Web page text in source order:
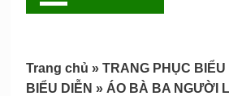
Trang chủ » TRANG PHỤC BIỂU
BIỂU DIỄN » ÁO BÀ BA NGƯỜI